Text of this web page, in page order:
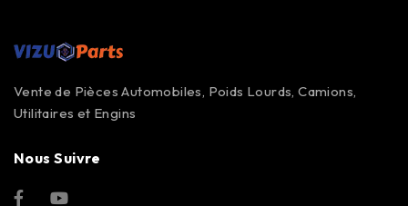
Vente de Pièces Automobiles, Poids Lourds, Camions,
Utilitaires et Engins
Nous Suivre